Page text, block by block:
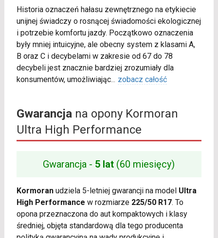
Historia oznaczeń hałasu zewnętrznego na etykiecie
unijnej świadczy o rosnącej świadomości ekologicznej
i potrzebie komfortu jazdy. Początkowo oznaczenia
były mniej intuicyjne, ale obecny system z klasami A,
B oraz C i decybelami w zakresie od 67 do 78
decybeli jest znacznie bardziej zrozumiały dla
konsumentów, umożliwiając... zobacz całość
Gwarancjana opony Kormoran
Ultra High Performance
Gwarancja - 5 lat (60 miesięcy)
Kormoranudziela 5-letniej gwarancji na model Ultra
High Performance w rozmiarze 225/50 R17. To
opona przeznaczona do aut kompaktowych i klasy
średniej, objęta standardową dla tego producenta